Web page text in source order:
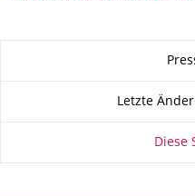
Letzte
Diese